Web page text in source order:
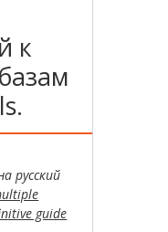
к
русский
guide